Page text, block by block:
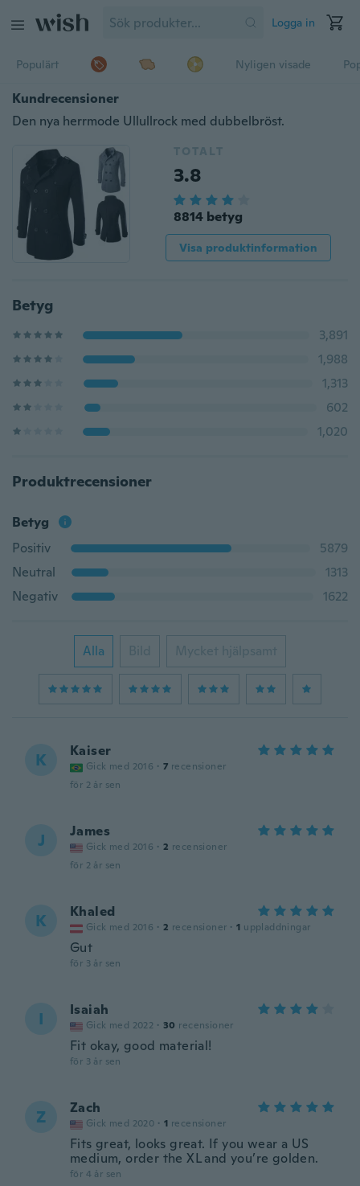
Logga in
Populärt Nyligen visade
Kundrecensioner
Den nya herrmode Ullullrock med dubbelbröst.
TOTALT
3.8
8814 betyg
Visa produktinformation
Betyg
3,891
1,988
1,313
602
1,020
Produktrecensioner
Betyg
Positiv
5879
Neutral
1313
Negativ
1622
Alla Bild Mycket hjälpsamt
K Kaiser
Gick med 2016 · 7 recensioner
för 2 år sen
J James
Gick med 2016 · 2 recensioner
för 2 år sen
K Khaled
Gick med 2016 · 2 recensioner · 1 uppladdningar
Gut
för 3 år sen
I Isaiah
Gick med 2022 · 30 recensioner
Fit okay, good material!
för 3 år sen
Z Zach
Gick med 2020 · 1 recensioner
Fits great, looks great. If you wear a US
medium, order the XL and you’re golden.
för 4 år sen